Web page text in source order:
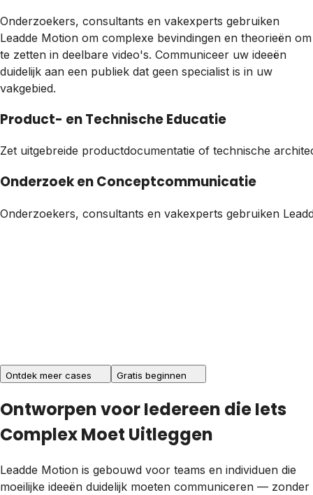
Onderzoekers, consultants en vakexperts gebruiken
Leadde Motion om complexe bevindingen en theorieën om
te zetten in deelbare video's. Communiceer uw ideeën
duidelijk aan een publiek dat geen specialist is in uw
vakgebied.
Product- en Technische Educatie
Zet uitgebreide productdocumentatie of technische
Onderzoek en Conceptcommunicatie
Onderzoekers, consultants en vakexperts gebruiken
Ontdek meer cases Gratis beginnen
Ontworpen voor Iedereen die Iets
Complex Moet Uitleggen
Leadde Motion is gebouwd voor teams en individuen die
moeilijke ideeën duidelijk moeten communiceren — zonder